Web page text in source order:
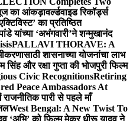
का आंकड़ावर्ल्डवाइड रिकॉर्ड्स
का प्रतिष्ठित
यांच्या ‘अभंगवारी’ने शन्मुखानंद
PALLAVI THORAVE: A
शासनाच्या योजनांचा लाभ
सिंह और रक्षा गुप्ता की भोजपुरी फिल्म
Civic RecognitionsRetiring
Peace Ambassadors At
पारी से पहले माँ
West Bengal: A New Twist To
‘अभि’ को फ़िल्म मेकर धीरू यादव ने